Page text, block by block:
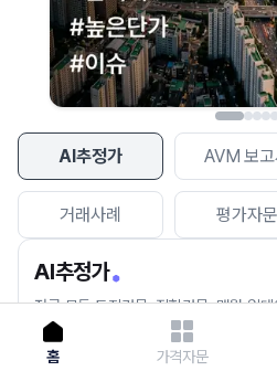
AI추정가 AVM 보고
거래사례 평가자문
AI추정가
전국 모든 토지건물, 집합건물, 매월 업
세요.
홈 가격자문